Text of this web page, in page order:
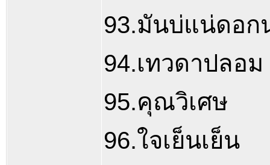
93.มันบ่แน่ดอก
94.เทวดาปลอม
95.คุณวิเศษ
96.ใจเย็นเย็น